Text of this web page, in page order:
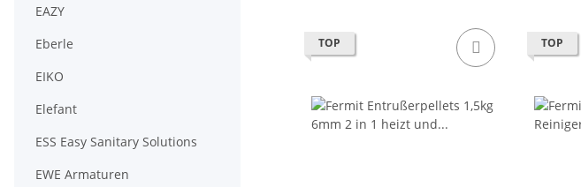
TOP TOP
EAZY
Eberle
EIKO
Elefant
ESS Easy Sanitary Solutions
EWE Armaturen